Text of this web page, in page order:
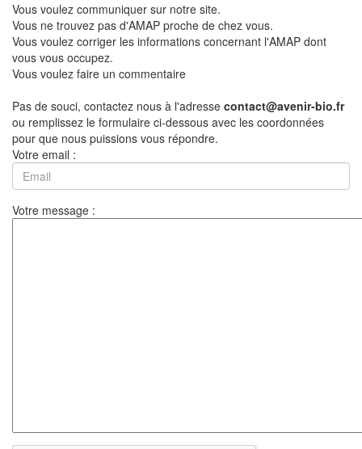
Vous voulez communiquer sur notre site.
Vous ne trouvez pas d'AMAP proche de chez vous.
Vous voulez corriger les informations concernant l'AMAP dont
vous vous occupez.
Vous voulez faire un commentaire
Pas de souci, contactez nous à l'adresse contact@avenir-bio.fr
ou remplissez le formulaire ci-dessous avec les coordonnées
pour que nous puissions vous répondre.
Votre email :
Votre message :